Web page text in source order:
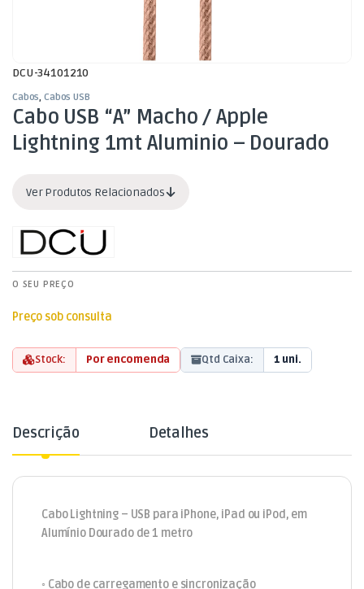
DCU-34101210
Cabos,Cabos USB
Cabo USB “A” Macho / Apple
Lightning 1mt Aluminio – Dourado
Ver Produtos Relacionados
O SEU PREÇO
Preço sob consulta
Stock: Por encomenda Qtd Caixa: 1 uni.
Descrição Detalhes
Cabo Lightning – USB para iPhone, iPad ou iPod, em
Alumínio Dourado de 1 metro
◦ Cabo de carregamento e sincronização